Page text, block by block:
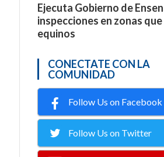
Ejecuta Gobierno de
inspecciones en zonas
equinos
CONECTATE CON LA
COMUNIDAD
Follow Us on Facebook
Follow Us on Twitter